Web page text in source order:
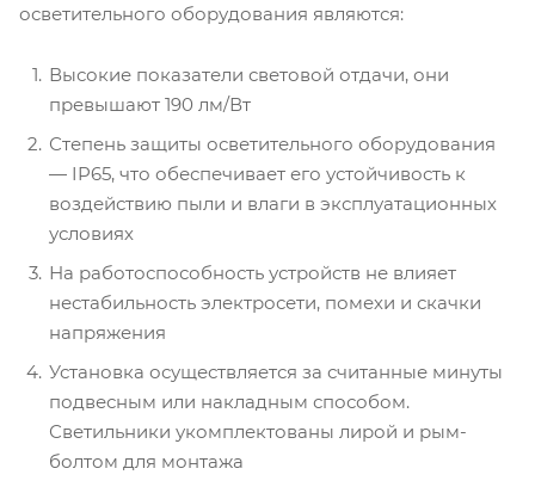
осветительного оборудования являются:
Высокие показатели световой отдачи, они
превышают 190 лм/Вт
Степень защиты осветительного оборудования
— IP65, что обеспечивает его устойчивость к
воздействию пыли и влаги в эксплуатационных
условиях
На работоспособность устройств не влияет
нестабильность электросети, помехи и скачки
напряжения
Установка осуществляется за считанные минуты
подвесным или накладным способом.
Светильники укомплектованы лирой и рым-
болтом для монтажа